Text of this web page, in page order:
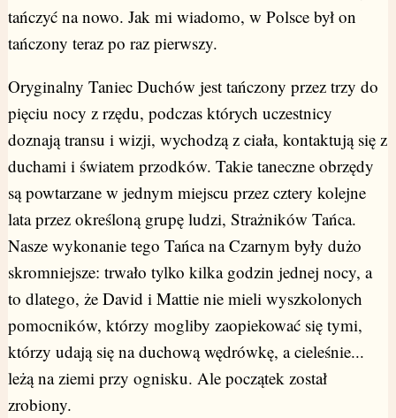
tańczyć na nowo. Jak mi wiadomo, w Polsce był on
tańczony teraz po raz pierwszy.
Oryginalny Taniec Duchów jest tańczony przez trzy do
pięciu nocy z rzędu, podczas których uczestnicy
doznają transu i wizji, wychodzą z ciała, kontaktują się z
duchami i światem przodków. Takie taneczne obrzędy
są powtarzane w jednym miejscu przez cztery kolejne
lata przez określoną grupę ludzi, Strażników Tańca.
Nasze wykonanie tego Tańca na Czarnym były dużo
skromniejsze: trwało tylko kilka godzin jednej nocy, a
to dlatego, że David i Mattie nie mieli wyszkolonych
pomocników, którzy mogliby zaopiekować się tymi,
którzy udają się na duchową wędrówkę, a cieleśnie...
leżą na ziemi przy ognisku. Ale początek został
zrobiony.